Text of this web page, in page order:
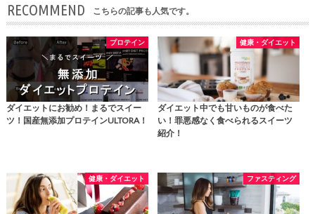
RECOMMEND こちらの記事も人気です。
プロテイン
ダイエットにお勧め！まるでスイー
ツ！国産無添加プロテインULTORA！
健康・ダイエット
ダイエット中でも甘いものが食べた
い！罪悪感なく食べられるスイーツ
紹介！
健康・ダイエット ファスティング